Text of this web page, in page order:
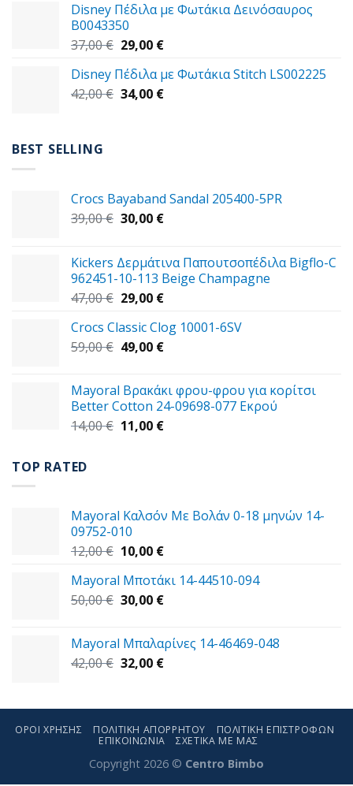
59,00 €.είναι:
Disney Πέδιλα με Φωτάκια Δεινόσαυρος
B0043350
37,00€ Original
was:
37,00 €.
29,00 €Η
τιμή
είναι:
Disney Πέδιλα με Φωτάκια Stitch LS002225
42,00€ Original
34,00 €Η
BEST SELLING
Crocs Bayaband Sandal 205400-5PR
39,00€ Original
39,00 €.
30,00 €Η
είναι:
30,00 €.
Kickers Δερμάτινα Παπουτσοπέδιλα Bigflo-C
962451-10-113 Beige Champagne
47,00€ Original
was:
47,00 €.
29,00 €Η
τιμή
είναι:
Crocs Classic Clog 10001-6SV
59,00€ Original
59,00 €.
49,00 €Η
είναι:
49,00 €.
Mayoral Βρακάκι φρου-φρου για κορίτσι
Better Cotton 24-09698-077 Εκρού
14,00€ Original
11,00 €Η
TOP RATED
Mayoral Καλσόν Με Βολάν 0-18 μηνών 14-
09752-010
12,00€ Original
was:
12,00 €.
10,00 €Η
τιμή
είναι:
Mayoral Μποτάκι 14-44510-094
50,00€ Original
50,00 €.
30,00 €Η
είναι:
30,00 €.
Mayoral Μπαλαρίνες 14-46469-048
42,00€ Original
42,00 €.
32,00 €Η
είναι:
32,00 €.
ΌΡΟΙ ΧΡΉΣΗΣ ΠΟΛΙΤΙΚΉ ΑΠΟΡΡΉΤΟΥ
ΠΟΛΙΤΙΚΉ ΕΠΙΣΤΡΟΦΏΝ
ΕΠΙΚΟΙΝΩΝΊΑ
ΣΧΕΤΙΚΑ ΜΕ ΜΑΣ
Copyright 2026 © Centro Bimbo